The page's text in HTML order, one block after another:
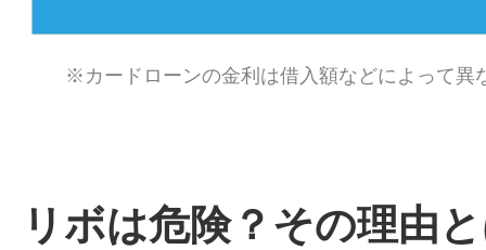
※カードローンの金利は借入額などによって異
リボは危険？その理由